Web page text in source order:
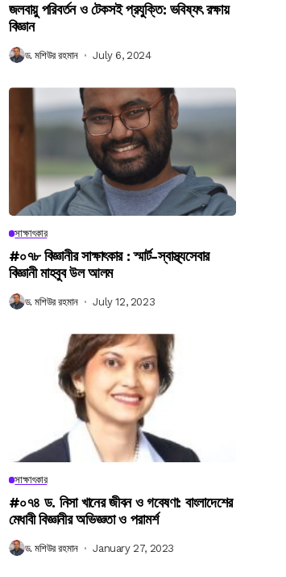
জলবায়ু পরিবর্তন ও টেকসই প্রযুক্তি: ভবিষ্যৎ রক্ষায়
বিজ্ঞান
ড. মশিউর রহমান July 6, 2024
সাক্ষাৎকার
#০৭৮ বিজ্ঞানীর সাক্ষাৎকার : স্মার্ট-স্বাস্থ্যসেবার
বিজ্ঞানী মাহবুব উল আলম
ড. মশিউর রহমান July 12, 2023
সাক্ষাৎকার
#০৭৪ ড. নিসা খানের জীবন ও গবেষণা: বাংলাদেশের
মেধাবী বিজ্ঞানীর অভিজ্ঞতা ও পরামর্শ
ড. মশিউর রহমান January 27, 2023